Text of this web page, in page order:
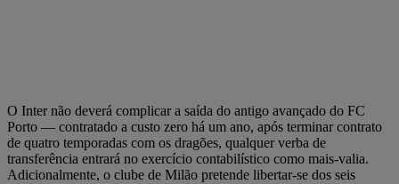
O Inter não deverá complicar a saída do antigo avançado do FC
Porto — contratado a custo zero há um ano, após terminar contrato
de quatro temporadas com os dragões, qualquer verba de
transferência entrará no exercício contabilístico como mais-valia.
Adicionalmente, o clube de Milão pretende libertar-se dos seis